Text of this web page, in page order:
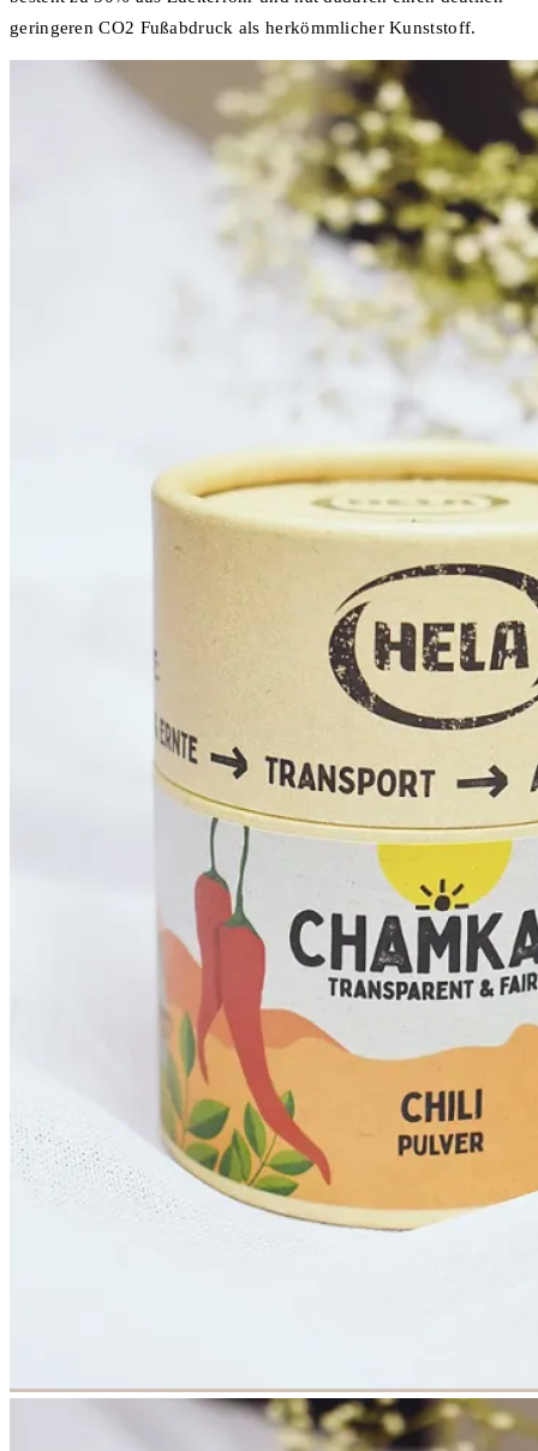
geringeren CO2 Fußabdruck als herkömmlicher Kunststoff.